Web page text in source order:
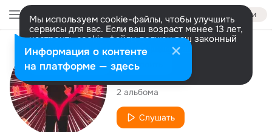
Войти
Мы используем cookie-файлы, чтобы улучшить
сервисы для вас. Если ваш возраст менее 13 лет,
настроить cookie-файлы должен ваш законный
представитель. Больше информации
Разрешить все Настроить
Исполнитель
MaksiOne
2 альбома
Слушать
Информация о контенте
на платформе — здесь